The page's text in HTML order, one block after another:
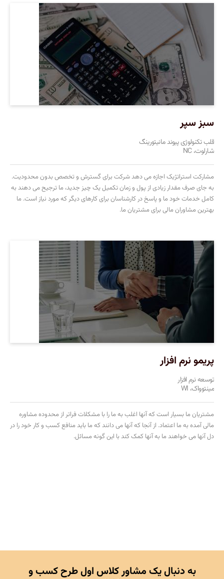
سبز سپر
قلب تکنولوژی پیوند مانیتورینگ
شارلوت، NC
مشارکت استراتژیک اجازه می دهد شرکت برای گسترش و تخصص بدون محدودیت.
به جای صرف مقدار زیادی از پول و زمان تکمیل یک چیز جدید، ما ترجیح می دهند به
کامل خدمات خود ما و پاسخ در کارشناسان برای کارهای دیگر که مورد نیاز است. ما
بهترین مشاوران مالی برای مشتریان ما.
پریمو نرم افزار
توسعه نرم افزار
مینتوواک، WI
مشتریان ما بسیار است که آنها اغلب به ما را با مشکلات فراتر از محدوده مشاوره
مالی آمده به ما اعتماد. از آنجا که آنها می دانند که ما باید منافع کسب و کار خود را در
دل آنها می خواهند ما به آنها کمک کند با این گونه مسائل.
به دنبال یک مشاور کلاس اول طرح کسب و